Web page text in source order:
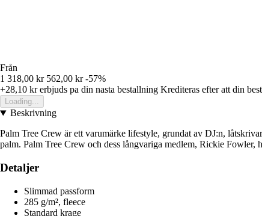
Från
1 318,00 kr 562,00 kr -57%
+28,10 krerbjuds pa din nasta bestallning Krediteras efter att din
Loading...
Beskrivning
Palm Tree Crew är ett varumärke lifestyle, grundat av DJ:n,
palm. Palm Tree Crew och dess långvariga medlem, Rickie
Detaljer
Slimmad passform
285 g/m², fleece
Standard krage